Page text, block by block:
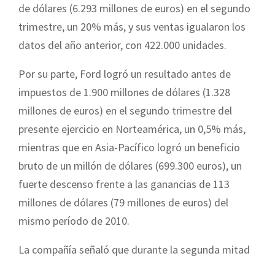
de dólares (6.293 millones de euros) en el segundo
trimestre, un 20% más, y sus ventas igualaron los
datos del año anterior, con 422.000 unidades.
Por su parte, Ford logró un resultado antes de
impuestos de 1.900 millones de dólares (1.328
millones de euros) en el segundo trimestre del
presente ejercicio en Norteamérica, un 0,5% más,
mientras que en Asia-Pacífico logró un beneficio
bruto de un millón de dólares (699.300 euros), un
fuerte descenso frente a las ganancias de 113
millones de dólares (79 millones de euros) del
mismo período de 2010.
La compañía señaló que durante la segunda mitad